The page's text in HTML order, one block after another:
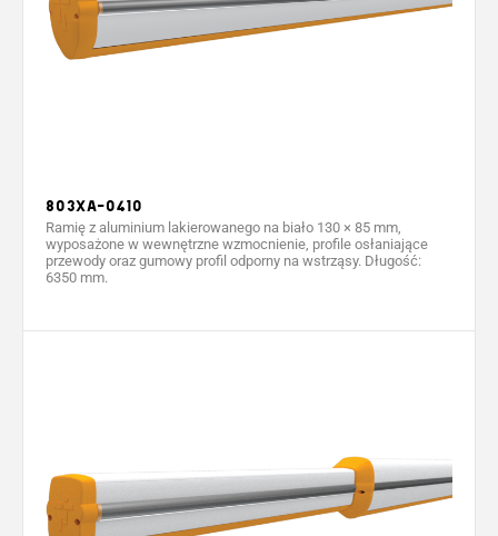
803XA-0410
Ramię z aluminium lakierowanego na biało 130 × 85 mm,
wyposażone w wewnętrzne wzmocnienie, profile osłaniające
przewody oraz gumowy profil odporny na wstrząsy. Długość:
6350 mm.